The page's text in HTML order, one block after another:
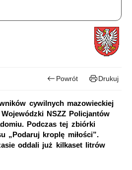
Powrót Drukuj
cywilnych mazowieckiej
NSZZ Policjantów
Podczas tej zbiórki
„Podaruj kroplę miłości”.
oddali już kilkaset litrów